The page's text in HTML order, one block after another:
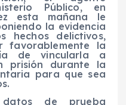
Público, en
esta mañana le
la evidencia
hechos delictivos,
favorablemente la
de vincularla a
prisión durante la
para que sea
de prueba